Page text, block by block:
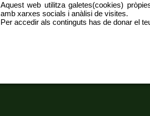
Aquest web utilitza galetes(cookies)
amb xarxes socials i anàlisi de visites.
Per accedir als continguts has de donar el